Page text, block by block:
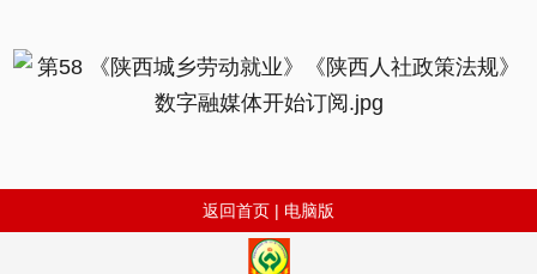
返回首页 | 电脑版